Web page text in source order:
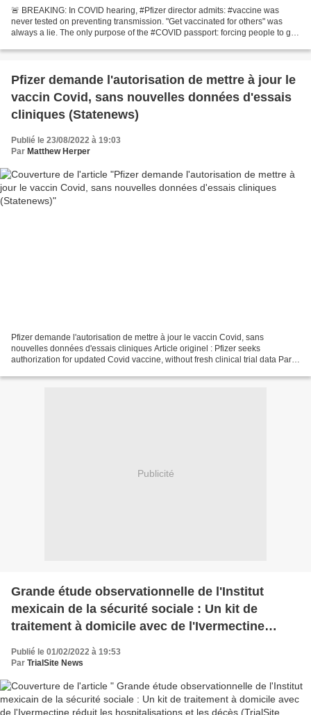
🚨 BREAKING: In COVID hearing, #Pfizer director admits: #vaccine was
never tested on preventing transmission. "Get vaccinated for others" was
always a lie. The only purpose of the #COVID passport: forcing people to get
Pfizer demande l'autorisation de mettre à jour le
vaccin Covid, sans nouvelles données d'essais
cliniques (Statenews)
Publié le 23/08/2022 à 19:03
Par Matthew Herper
Pfizer demande l'autorisation de mettre à jour le vaccin Covid, sans
nouvelles données d'essais cliniques Article originel : Pfizer seeks
authorization for updated Covid vaccine, without fresh clinical trial data Par
Publicité
Grande étude observationnelle de l'Institut
mexicain de la sécurité sociale : Un kit de
traitement à domicile avec de l'Ivermectine
News)
Publié le 01/02/2022 à 19:53
Par TrialSite News